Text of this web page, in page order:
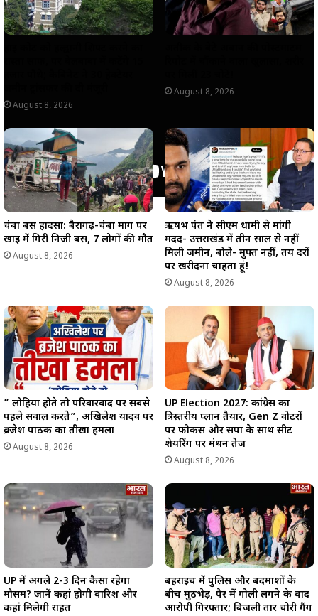
August 8, 2026
August 8, 2026
चंबा बस हादसा: बैरागढ़-चंबा मार्ग पर
खाई में गिरी निजी बस, 7 लोगों की मौत
August 8, 2026
ऋषभ पंत ने सीएम धामी से मांगी
मदद- उत्तराखंड में तीन साल से नहीं
मिली जमीन, बोले- मुफ्त नहीं, तय दरों
पर खरीदना चाहता हूं!
August 8, 2026
” लोहिया होते तो परिवारवाद पर सबसे
पहले सवाल करते”, अखिलेश यादव पर
ब्रजेश पाठक का तीखा हमला
August 8, 2026
UP Election 2027: कांग्रेस का
त्रिस्तरीय प्लान तैयार, Gen Z वोटरों
पर फोकस और सपा के साथ सीट
शेयरिंग पर मंथन तेज
August 8, 2026
UP में अगले 2-3 दिन कैसा रहेगा
मौसम? जानें कहां होगी बारिश और
कहां मिलेगी राहत
बहराइच में पुलिस और बदमाशों के
बीच मुठभेड़, पैर में गोली लगने के बाद
आरोपी गिरफ्तार; बिजली तार चोरी गैंग